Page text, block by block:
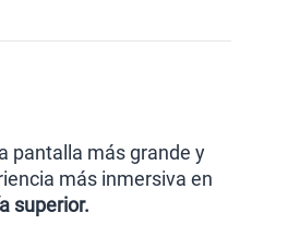
pantalla más grande y
más inmersiva en
superior.